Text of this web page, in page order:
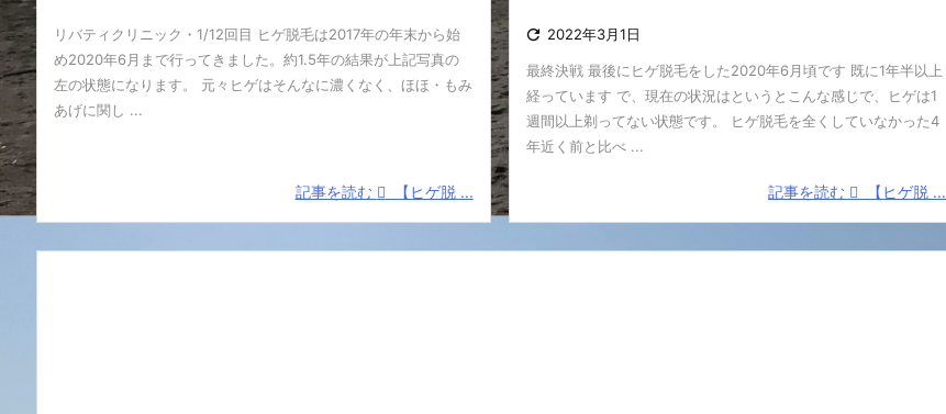
リバティクリニック・1/12回目 ヒゲ脱毛は2017年の年末から始
め2020年6月まで行ってきました。約1.5年の結果が上記写真の
左の状態になります。 元々ヒゲはそんなに濃くなく、ほほ・もみ
あげに関し ...
記事を読む 【ヒゲ脱 ...
 2022年3月1日
最終決戦 最後にヒゲ脱毛をした2020年6月頃です 既に1年半以上
経っています で、現在の状況はというとこんな感じで、ヒゲは1
週間以上剃ってない状態です。 ヒゲ脱毛を全くしていなかった4
年近く前と比べ ...
記事を読む 【ヒゲ脱 ...